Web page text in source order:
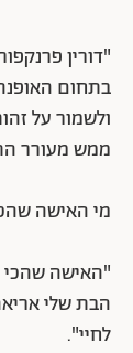
"דורין
בתחום
ולשמור על
ממש מעורר
מי האישה
"האישה שהכי
הבת שלי
לחיי".